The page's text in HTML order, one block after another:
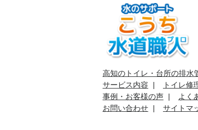
高知のトイレ・台所の排水
サービス内容
トイレ修
事例・お客様の声
よく
お問い合わせ
サイトマ